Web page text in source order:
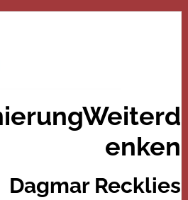
enken
Dagmar Recklies